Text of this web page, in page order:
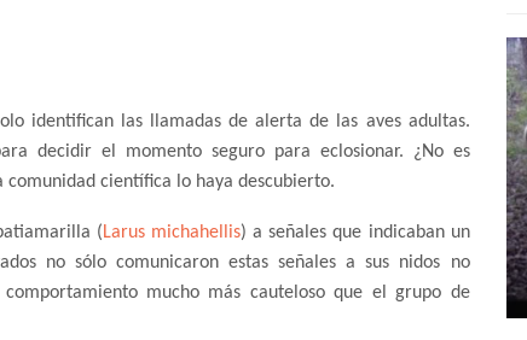
identifican las llamadas de alerta de las aves adultas.
decidir el momento seguro para eclosionar. ¿No es
científica lo haya descubierto.
(Larus michahellis) a señales que indicaban un
no sólo comunicaron estas señales a sus nidos no
mucho más cauteloso que el grupo de